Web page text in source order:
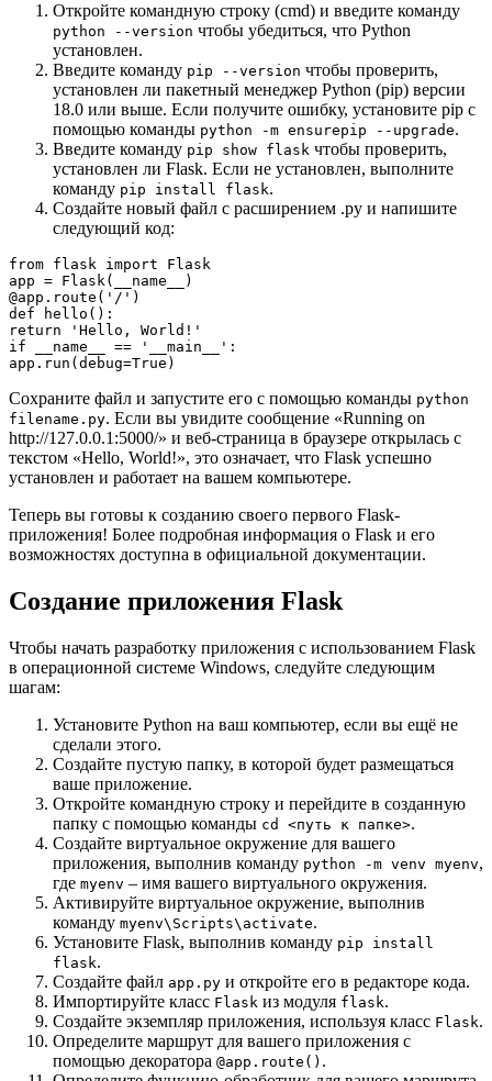
Откройте командную строку (cmd) и введите команду
python --version чтобы убедиться, что Python
установлен.
Введите команду pip --version чтобы проверить,
установлен ли пакетный менеджер Python (pip) версии
18.0 или выше. Если получите ошибку, установите pip с
помощью команды python -m ensurepip --upgrade.
Введите команду pip show flask чтобы проверить,
установлен ли Flask. Если не установлен, выполните
команду pip install flask.
Создайте новый файл с расширением .py и напишите
следующий код:
from flask import Flask
app = Flask(__name__)
@app.route('/')
def hello():
return 'Hello, World!'
if __name__ == '__main__':
Сохраните файл и запустите его с помощью команды python
filename.py. Если вы увидите сообщение «Running on
http://127.0.0.1:5000/» и веб-страница в браузере открылась с
текстом «Hello, World!», это означает, что Flask успешно
установлен и работает на вашем компьютере.
Теперь вы готовы к созданию своего первого Flask-
приложения! Более подробная информация о Flask и его
возможностях доступна в официальной документации.
Создание приложения Flask
Чтобы начать разработку приложения с использованием Flask
в операционной системе Windows, следуйте следующим
шагам:
Установите Python на ваш компьютер, если вы ещё не
сделали этого.
Создайте пустую папку, в которой будет размещаться
ваше приложение.
Откройте командную строку и перейдите в созданную
папку с помощью команды cd <путь к папке>.
Создайте виртуальное окружение для вашего
приложения, выполнив команду python -m venv myenv,
где myenv – имя вашего виртуального окружения.
Активируйте виртуальное окружение, выполнив
команду myenv\Scripts\activate.
Установите Flask, выполнив команду pip install
flask.
Создайте файл app.py и откройте его в редакторе кода.
Импортируйте класс Flask из модуля flask.
Создайте экземпляр приложения, используя класс Flask.
Определите маршрут для вашего приложения с
помощью декоратора @app.route() .